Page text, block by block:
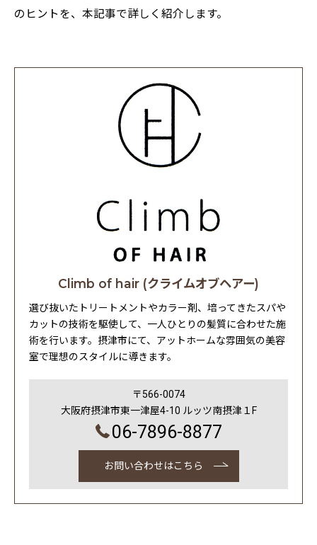
のヒントを、本記事で詳しく紹介します。
Climb of hair (クライムオブヘアー)
選び抜いたトリートメントやカラー剤、培ってきたスパや
カットの技術を駆使して、一人ひとりの髪質に合わせた施
術を行います。摂津市にて、アットホームな雰囲気の美容
室で理想のスタイルに導きます。
〒566-0074
大阪府摂津市東一津屋4-10 ルッツ南摂津１F
06-7896-8877
お問い合わせはこちら